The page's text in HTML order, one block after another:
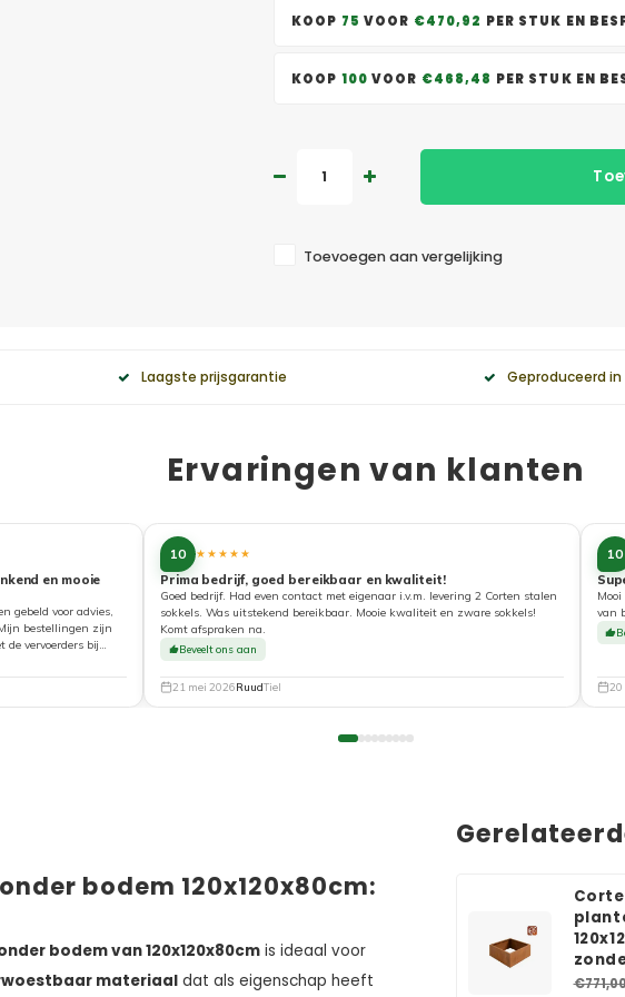
KOOP 75 VOOR €470,92 PER STUK EN
KOOP 100 VOOR €468,48 PER STUK EN
Toevoegen aan vergelijking
Laagste prijsgarantie Geproduceerd in
Ervaringen van klanten
en mooie
gebeld voor advies,
bestellingen zijn
de vervoerders bij
10 ★★★★★
Prima bedrijf, goed bereikbaar en kwaliteit!
Goed bedrijf. Had even contact met eigenaar i.v.m. levering 2 Corten stalen
sokkels. Was uitstekend bereikbaar. Mooie kwaliteit en zware sokkels!
Komt afspraken na.
Beveelt ons aan
21 mei 2026RuudTiel
10
van
20
bodem 120x120x80cm:
bodem van 120x120x80cm is ideaal voor
materiaal dat als eigenschap heeft